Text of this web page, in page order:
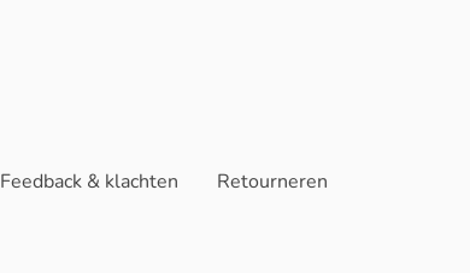
Feedback & klachten
Retourneren